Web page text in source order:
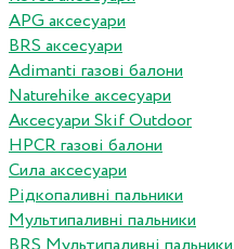
APG аксесуари
BRS аксесуари
Adimanti газові балони
Naturehike аксесуари
Аксесуари Skif Outdoor
HPCR газові балони
Сила аксесуари
Рідкопаливні пальники
Мультипаливні пальники